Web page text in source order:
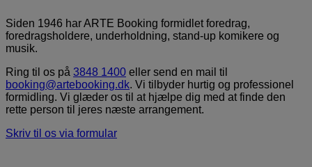
Siden 1946 har ARTE Booking formidlet foredrag,
foredragsholdere, underholdning, stand-up komikere og
musik.
Ring til os på 3848 1400 eller send en mail til
booking@artebooking.dk. Vi tilbyder hurtig og professionel
formidling. Vi glæder os til at hjælpe dig med at finde den
rette person til jeres næste arrangement.
Skriv til os via formular